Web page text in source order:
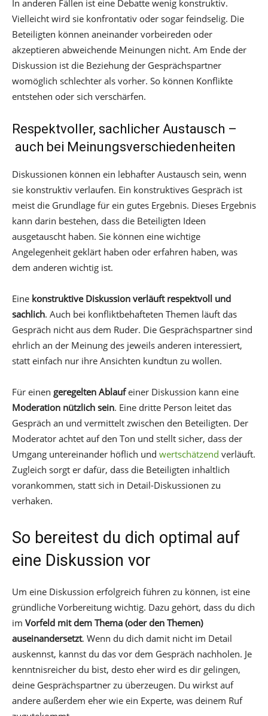
In anderen Fällen ist eine Debatte wenig konstruktiv.
Vielleicht wird sie konfrontativ oder sogar feindselig. Die
Beteiligten können aneinander vorbeireden oder
akzeptieren abweichende Meinungen nicht. Am Ende der
Diskussion ist die Beziehung der Gesprächspartner
womöglich schlechter als vorher. So können Konflikte
entstehen oder sich verschärfen.
Respektvoller, sachlicher Austausch –
auch bei Meinungsverschiedenheiten
Diskussionen können ein lebhafter Austausch sein, wenn
sie konstruktiv verlaufen. Ein konstruktives Gespräch ist
meist die Grundlage für ein gutes Ergebnis. Dieses Ergebnis
kann darin bestehen, dass die Beteiligten Ideen
ausgetauscht haben. Sie können eine wichtige
Angelegenheit geklärt haben oder erfahren haben, was
dem anderen wichtig ist.
Eine konstruktive Diskussion verläuft respektvoll und
sachlich. Auch bei konfliktbehafteten Themen läuft das
Gespräch nicht aus dem Ruder. Die Gesprächspartner sind
ehrlich an der Meinung des jeweils anderen interessiert,
statt einfach nur ihre Ansichten kundtun zu wollen.
Für einen geregelten Ablaufeiner Diskussion kann eine
Moderation nützlich sein. Eine dritte Person leitet das
Gespräch an und vermittelt zwischen den Beteiligten. Der
Moderator achtet auf den Ton und stellt sicher, dass der
Umgang untereinander höflich und wertschätzend verläuft.
Zugleich sorgt er dafür, dass die Beteiligten inhaltlich
vorankommen, statt sich in Detail-Diskussionen zu
verhaken.
So bereitest du dich optimal auf
eine Diskussion vor
Um eine Diskussion erfolgreich führen zu können, ist eine
gründliche Vorbereitung wichtig. Dazu gehört, dass du dich
im Vorfeld mit dem Thema (oder den Themen)
auseinandersetzt. Wenn du dich damit nicht im Detail
auskennst, kannst du das vor dem Gespräch nachholen. Je
kenntnisreicher du bist, desto eher wird es dir gelingen,
deine Gesprächspartner zu überzeugen. Du wirkst auf
andere außerdem eher wie ein Experte, was deinem Ruf